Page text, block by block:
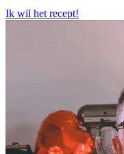
Ik wil het recept!